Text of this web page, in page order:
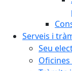
Serveis i
Seu